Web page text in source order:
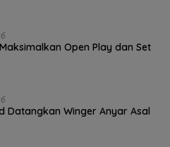
Open Play dan Set
Datangkan Winger Anyar Asal